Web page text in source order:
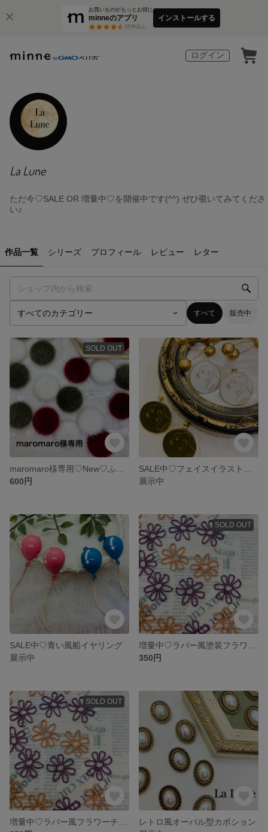
お買いものがもっとお得に
minneのアプリ
3万件以上
インストールする
ログイン
La Lune
ただ今♡SALE OR 増量中♡を開催中です(^^) ぜひ覗いてみてくださ
い♪
作品一覧 シリーズ プロフィール レビュー レター
すべて 販売中
SOLD OUT
600円
展示中
SALE中♡青い風船イヤリング
展示中
SOLD OUT
350円
SOLD OUT
レトロ風オーバル型カボション